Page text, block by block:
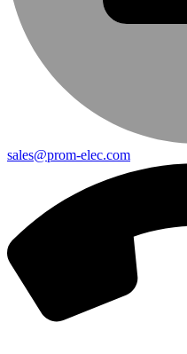
sales@prom-elec.com